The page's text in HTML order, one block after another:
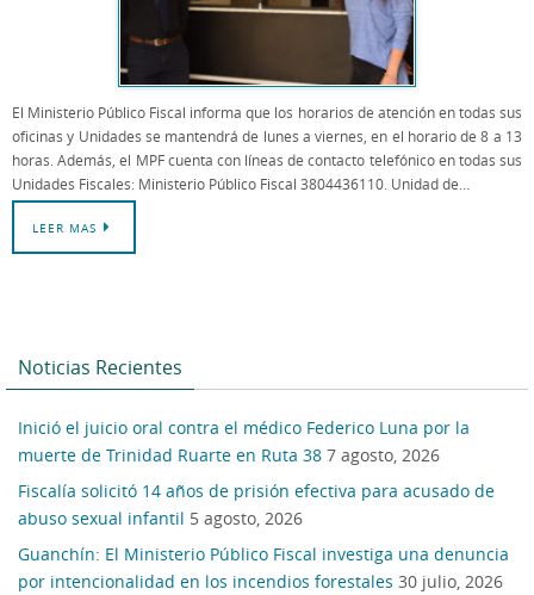
El Ministerio Público Fiscal informa que los horarios de atención en todas sus
oficinas y Unidades se mantendrá de lunes a viernes, en el horario de 8 a 13
horas. Además, el MPF cuenta con líneas de contacto telefónico en todas sus
Unidades Fiscales: Ministerio Público Fiscal 3804436110. Unidad de…
LEER MAS
Noticias Recientes
Inició el juicio oral contra el médico Federico Luna por la
muerte de Trinidad Ruarte en Ruta 38 7 agosto, 2026
Fiscalía solicitó 14 años de prisión efectiva para acusado de
abuso sexual infantil 5 agosto, 2026
Guanchín: El Ministerio Público Fiscal investiga una denuncia
por intencionalidad en los incendios forestales 30 julio, 2026